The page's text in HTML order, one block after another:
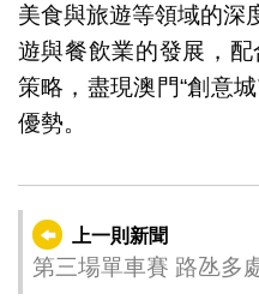
美食與旅遊等領域的深
遊與餐飲業的發展，配
策略，盡現澳門“創意
優勢。
上一則新聞
第三場單車賽 路氹多